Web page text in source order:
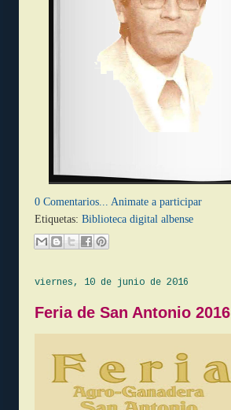
0 Comentarios... Animate a participar
Etiquetas: Biblioteca digital albense
viernes, 10 de junio de 2016
Feria de San Antonio 2016